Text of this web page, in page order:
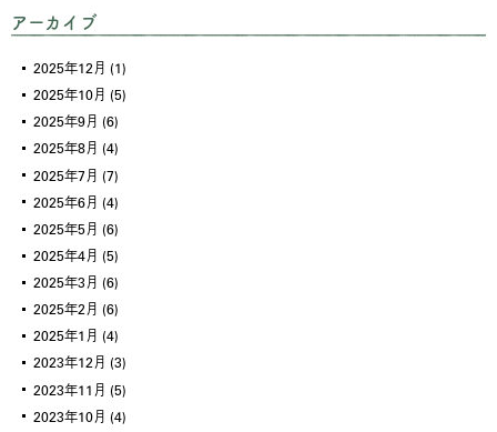
アーカイブ
2025年12月 (1)
2025年10月 (5)
2025年9月 (6)
2025年8月 (4)
2025年7月 (7)
2025年6月 (4)
2025年5月 (6)
2025年4月 (5)
2025年3月 (6)
2025年2月 (6)
2025年1月 (4)
2023年12月 (3)
2023年11月 (5)
2023年10月 (4)